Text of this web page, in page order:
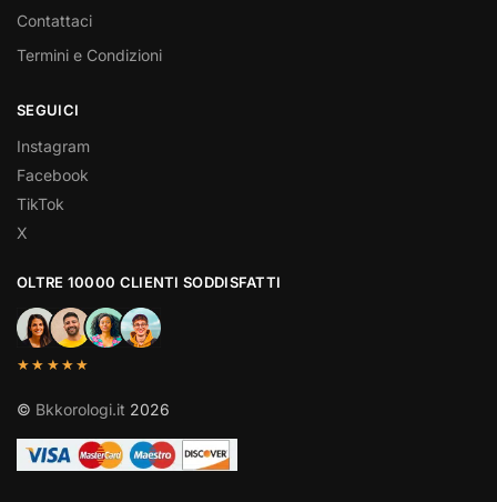
Contattaci
Termini e Condizioni
SEGUICI
Instagram
Facebook
TikTok
X
OLTRE 10000 CLIENTI SODDISFATTI
★★★★★
© Bkkorologi.it 2026